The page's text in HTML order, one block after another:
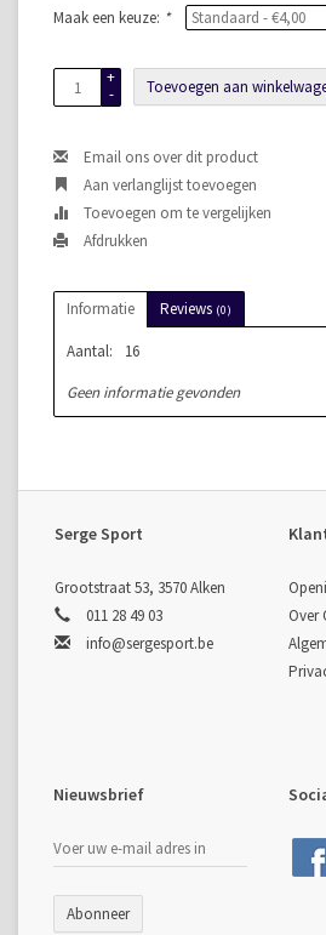
Maak een keuze: *
+
-
Toevoegen aan
Email ons over dit product
Aan verlanglijst toevoegen
Toevoegen om te vergelijken
Afdrukken
Informatie Reviews (0)
Aantal:
16
Geen informatie gevonden
Serge Sport
Grootstraat 53, 3570 Alken
011 28 49 03
info@sergesport.be
Over
Nieuwsbrief
Abonneer